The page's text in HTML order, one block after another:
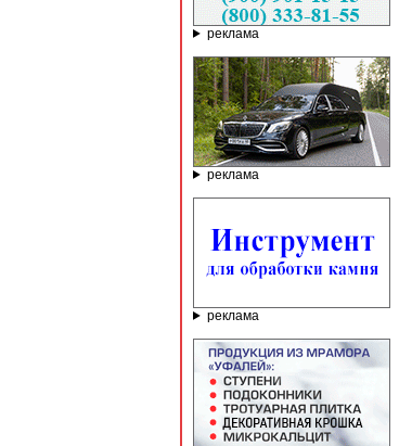
реклама
реклама
реклама